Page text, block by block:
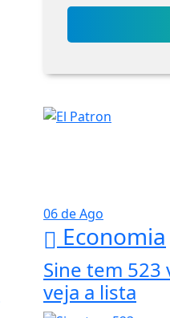
06 de Ago
Economia
Sine tem 523
veja a lista